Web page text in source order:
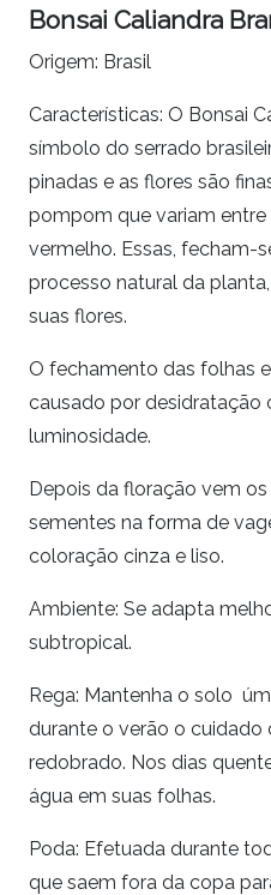
Bonsai Caliandra
Origem: Brasil
Características: O Bonsai
símbolo do serrado
pinadas e as flores são
pompom que variam entre
vermelho. Essas, fecham-
processo natural da
suas flores.
O fechamento das folhas
causado por desidratação
luminosidade.
Depois da floração vem
sementes na forma de
coloração cinza e liso.
Ambiente: Se adapta
subtropical.
Rega: Mantenha o solo
durante o verão o cuidado
redobrado. Nos dias
água em suas folhas.
Poda: Efetuada durante
que saem fora da copa